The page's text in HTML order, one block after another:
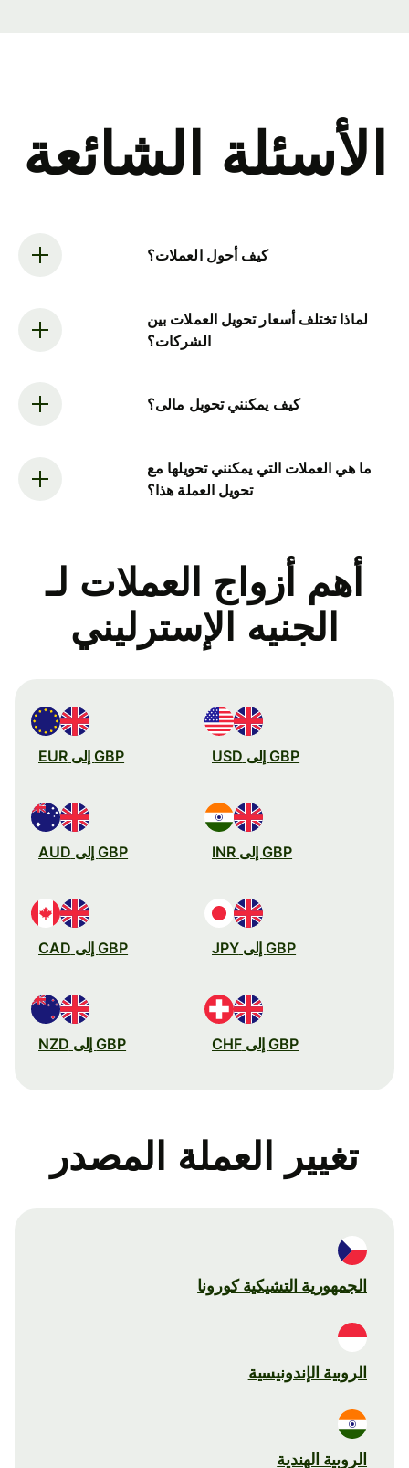
الأسئلة الشائعة
كيف أحول العملات؟
لماذا تختلف أسعار تحويل العملات بين
الشركات؟
كيف يمكنني تحويل مالى؟
ما هي العملات التي يمكنني تحويلها مع
تحويل العملة هذا؟
أهم أزواج العملات لـ
الجنيه الإسترليني
GBP إلى USD GBP إلى EUR
GBP إلى INR GBP إلى AUD
GBP إلى JPY GBP إلى CAD
GBP إلى CHF GBP إلى NZD
تغيير العملة المصدر
الجمهورية التشيكية كورونا
الروبية الإندونيسية
الروبية الهندية